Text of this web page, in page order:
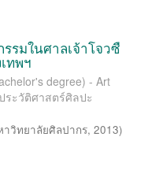
รมในศาลเจ้าโจวซื
ทพฯ
degree) - Art
ระวัติศาสตร์ศิลปะ
าวิทยาลัยศิลปากร, 2013)